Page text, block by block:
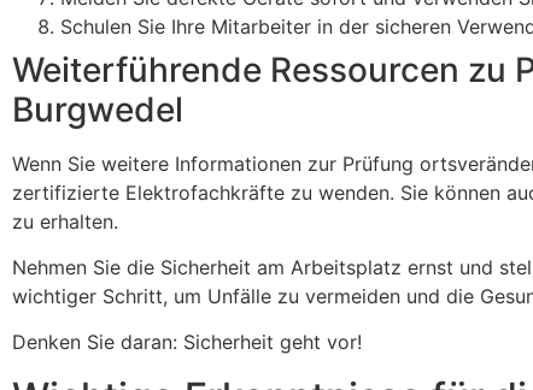
Schulen Sie Ihre Mitarbeiter in der sicheren
Weiterführende Ressourcen zu
Burgwedel
Wenn Sie weitere Informationen zur Prüfung
zertifizierte Elektrofachkräfte zu wenden. Sie können
zu erhalten.
Nehmen Sie die Sicherheit am Arbeitsplatz ernst und
wichtiger Schritt, um Unfälle zu vermeiden und die
Denken Sie daran: Sicherheit geht vor!